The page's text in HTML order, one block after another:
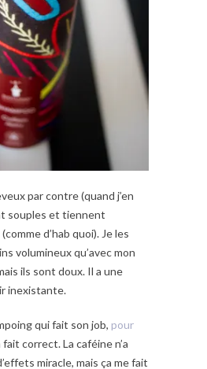
par contre (quand j’en
souples et tiennent
d’hab quoi). Je les
volumineux qu’avec mon
ils sont doux. Il a une
inexistante.
qui fait son job, pour
correct. La caféine n’a
miracle, mais ça me fait